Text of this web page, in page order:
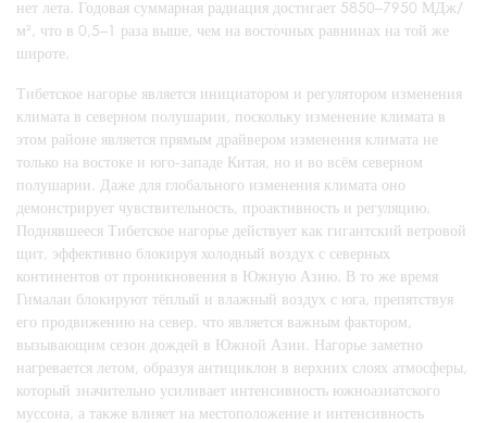
нет лета. Годовая суммарная радиация достигает 5850–7950 МДж/
м², что в 0,5–1 раза выше, чем на восточных равнинах на той же
широте.
Тибетское нагорье является инициатором и регулятором изменения
климата в северном полушарии, поскольку изменение климата в
этом районе является прямым драйвером изменения климата не
только на востоке и юго-западе Китая, но и во всём северном
полушарии. Даже для глобального изменения климата оно
демонстрирует чувствительность, проактивность и регуляцию.
Поднявшееся Тибетское нагорье действует как гигантский ветровой
щит, эффективно блокируя холодный воздух с северных
континентов от проникновения в Южную Азию. В то же время
Гималаи блокируют тёплый и влажный воздух с юга, препятствуя
его продвижению на север, что является важным фактором,
вызывающим сезон дождей в Южной Азии. Нагорье заметно
нагревается летом, образуя антициклон в верхних слоях атмосферы,
который значительно усиливает интенсивность южноазиатского
муссона, а также влияет на местоположение и интенсивность